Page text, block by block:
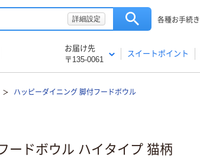
詳細設定 各種お手続き
お届け先
〒135-0061
スイートポイント
ハッピーダイニング 脚付フードボウル
ードボウル ハイタイプ 猫柄